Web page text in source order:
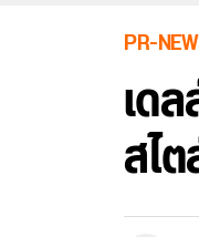
PR-
เด
สไ